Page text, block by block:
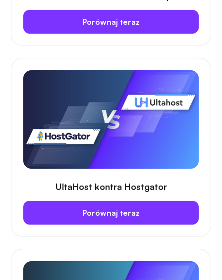
Porównaj teraz
UltaHost kontra Hostgator
Porównaj teraz